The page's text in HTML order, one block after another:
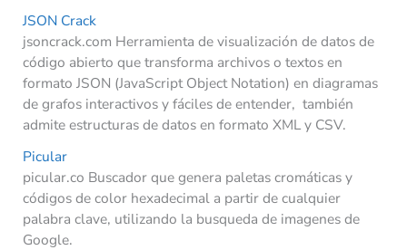
JSON Crack
jsoncrack.com Herramienta de visualización de datos de
código abierto que transforma archivos o textos en
formato JSON (JavaScript Object Notation) en diagramas
de grafos interactivos y fáciles de entender, también
admite estructuras de datos en formato XML y CSV.
Picular
picular.co Buscador que genera paletas cromáticas y
códigos de color hexadecimal a partir de cualquier
palabra clave, utilizando la busqueda de imagenes de
Google.